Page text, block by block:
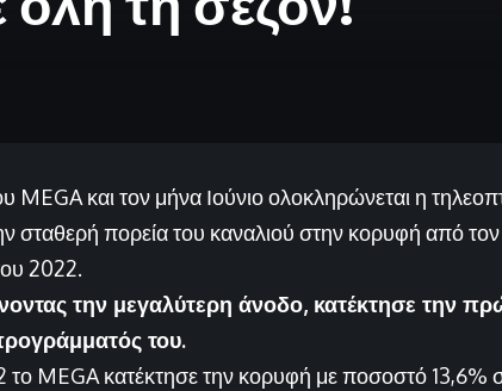
MEGA και τον μήνα Ιούνιο ολοκληρώνεται η
σταθερή πορεία του καναλιού στην κορυφή από
2022.
την μεγαλύτερη άνοδο, κατέκτησε την
του.
το MEGA κατέκτησε την κορυφή με ποσοστό 13,6%